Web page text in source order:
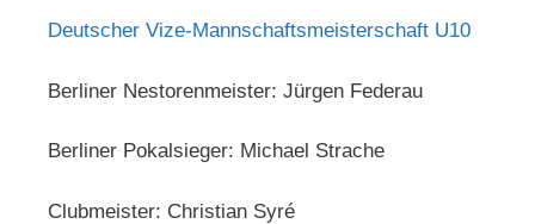
Deutscher Vize-Mannschaftsmeisterschaft U10
Berliner Nestorenmeister: Jürgen Federau
Berliner Pokalsieger: Michael Strache
Clubmeister: Christian Syré